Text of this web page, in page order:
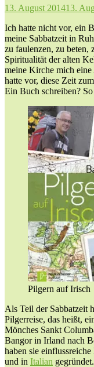
13. August 201413.
Ich hatte nicht vor, ein
meine Sabbatzeit in
zu faulenzen, zu beten,
Spiritualität der alten
meine Kirche mich
hatte vor, diese Zeit
Ein Buch schreiben?
Pilgern auf Irisch
Als Teil der Sabbatzeit
Pilgerreise, das heißt,
Mönches Sankt
Bangor in Irland nach
haben sie
und in Italian gegründet.